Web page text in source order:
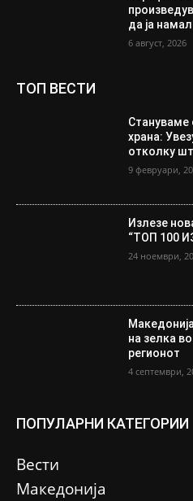
да ја
6 август, 2026
ТОП ВЕСТИ
Стануваме
храна:
отколку
9 февруари,
Излезе
“ТОП 100
24 ноември,
на зелка
регионот
4 септември,
ПОПУЛАРНИ КАТЕГОРИИ
Вести
Македонија